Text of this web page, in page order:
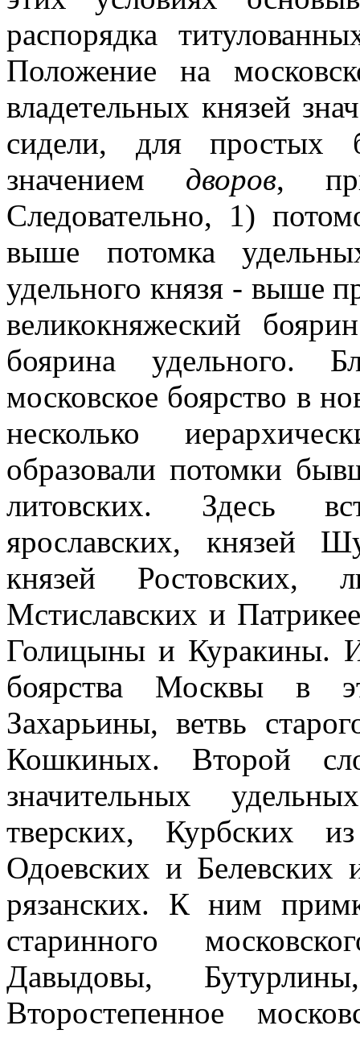
распорядка
Положение на
владетельных князей
сидели, для
значением дворов,
Следовательно, 1)
выше потомка
удельного князя - выше
великокняжеский
боярина удельного.
московское боярство в
несколько
образовали потомки
литовских. Здесь
ярославских, князей
князей Ростовских,
Мстиславских и
Голицыны и Куракины.
боярства Москвы в
Захарьины, ветвь
Кошкиных. Второй
значительных
тверских, Курбских
Одоевских и Белевских
рязанских. К ним
старинного
Давыдовы,
Второстепенное